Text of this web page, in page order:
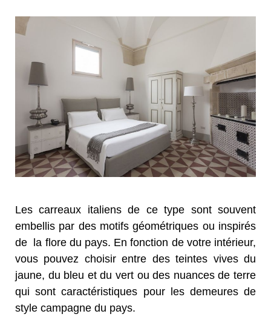
Les carreaux italiens de ce type sont souvent
embellis par des motifs géométriques ou inspirés
de la flore du pays. En fonction de votre intérieur,
vous pouvez choisir entre des teintes vives du
jaune, du bleu et du vert ou des nuances de terre
qui sont caractéristiques pour les demeures de
style campagne du pays.